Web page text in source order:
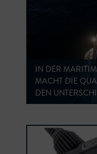
IN DER
MACHT DIE
DEN